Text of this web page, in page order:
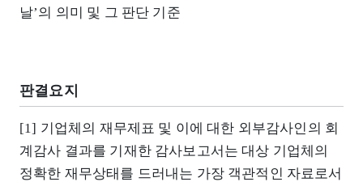
날’의 의미 및 그 판단 기준
판결요지
[1] 기업체의 재무제표 및 이에 대한 외부감사인의 회
계감사 결과를 기재한 감사보고서는 대상 기업체의
정확한 재무상태를 드러내는 가장 객관적인 자료로서